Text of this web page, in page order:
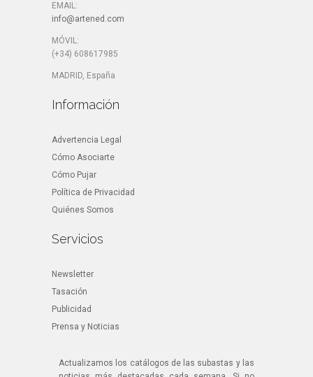
EMAIL:
info@artened.com
MÓVIL:
(+34) 608617985
MADRID, España
Información
Advertencia Legal
Cómo Asociarte
Cómo Pujar
Política de Privacidad
Quiénes Somos
Servicios
Newsletter
Tasación
Publicidad
Prensa y Noticias
Actualizamos los catálogos de las subastas y las